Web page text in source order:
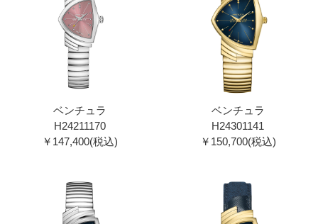
ベンチュラ
H24211170
￥147,400(税込)
ベンチュラ
H24301141
￥150,700(税込)